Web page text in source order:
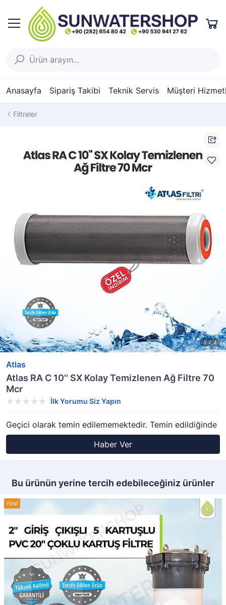
Anasayfa Sipariş Takibi Teknik Servis Müşteri
Filtreler
Atlas
Atlas RA C 10'' SX Kolay Temizlenen Ağ Filtre 70
Mcr
İlk Yorumu Siz Yapın
Geçici olarak temin edilememektedir. Temin edildiğinde
Haber Ver
Bu ürünün yerine tercih edebileceğiniz ürünler